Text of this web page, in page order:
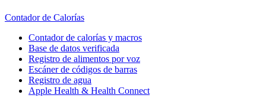
Contador de Calorías
Contador de calorías y macros
Base de datos verificada
Registro de alimentos por voz
Escáner de códigos de barras
Registro de agua
Apple Health & Health Connect